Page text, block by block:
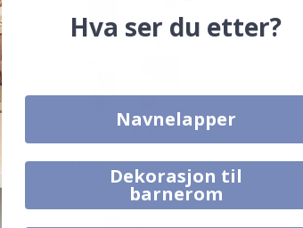
95,00 Kr
produkter
Hva ser du etter?
Navnelapper
Dekorasjon til
barnerom